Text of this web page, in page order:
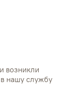
возникли
нашу службу